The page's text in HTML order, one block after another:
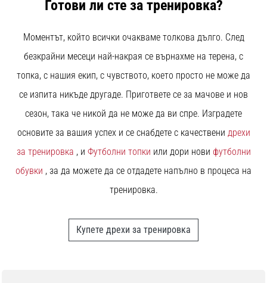
обувки
Nike,
adidas
Бъди
част
всеки
Готови ли сте за тренировка?
Моментът, който всички очакваме толкова дълго. След
безкрайни месеци най-накрая се върнахме на терена, с
топка, с нашия екип, с чувството, което просто не може да
се изпита никъде другаде. Пригответе се за мачове и нов
сезон, така че никой да не може да ви спре. Изградете
основите за вашия успех и се снабдете с качествени дрехи
за тренировка , и Футболни топки или дори нови футболни
обувки , за да можете да се отдадете напълно в процеса на
тренировка.
Купете дрехи за тренировка